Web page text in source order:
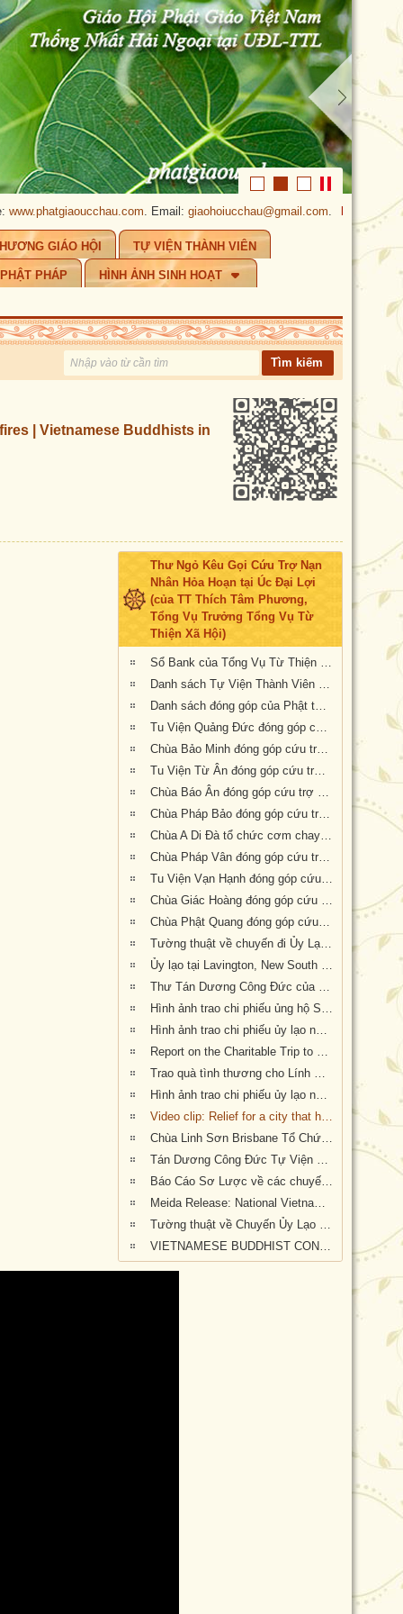
. Email:giaohoiucchau@gmail.com . PHẬT GIÁO ÚC
GIÁO HỘI TỰ VIỆN THÀNH VIÊN
PHÁP HÌNH ẢNH SINH HOẠT
| Vietnamese Buddhists in
Thư Ngỏ Kêu Gọi Cứu Trợ Nạn
Nhân Hỏa Hoạn tại Úc Đại Lợi
(của TT Thích Tâm Phương,
Tổng Vụ Trưởng Tổng Vụ Từ
Thiện Xã Hội)
Sổ Bank của Tổng Vụ Từ Thiện Xã Hội của Giáo Hội Phật Giáo Việt Nam Thống Nhất Hải Ngoại tại Úc Đại Lợi- Tân Tây Lan
Danh sách Tự Viện Thành Viên Giáo Hội đóng góp cứu trợ nạn nhân hỏa hoạn tại Úc
Danh sách đóng góp của Phật tử Bắc Úc
Tu Viện Quảng Đức đóng góp cứu trợ nạn nhân hỏa hoạn tại Úc Châu
Chùa Bảo Minh đóng góp cứu trợ nạn nhân hỏa hoạn tại Úc
Tu Viện Từ Ân đóng góp cứu trợ nạn nhân hỏa hoạn tại Úc
Chùa Báo Ân đóng góp cứu trợ nạn nhân hỏa hoạn tại Úc
Chùa Pháp Bảo đóng góp cứu trợ nạn nhân hỏa hoạn tại Úc
Chùa A Di Đà tổ chức cơm chay gây quỹ cứu trợ cháy rừng tại Úc châu (19.01.2020) 19/1/2020
Chùa Pháp Vân đóng góp cứu trợ nạn nhân cháy rừng tại Úc Châu
Tu Viện Vạn Hạnh đóng góp cứu trợ nạn nhân cháy rừng tại Úc Châu
Chùa Giác Hoàng đóng góp cứu trợ nạn nhân hỏa hoạn tại Úc Châu
Chùa Phật Quang đóng góp cứu trợ nạn nhân hỏa hoạn tại Úc Châu
Tường thuật về chuyến đi Ủy Lạo Nạn Nhân Hỏa Hoạn tại East Gippsland, VIC và Lavington, NSW
Ủy lạo tại Lavington, New South Wales
Thư Tán Dương Công Đức của Thượng Nghị Sĩ Tiểu Bang Victoria Tiến Sĩ Kiều Tiến Dũng gởi đến Chư Tôn Đức & Tự Viện thành viên Giáo Hội trong công cuộc đóng góp ủy lạo nạn nhân hỏa hoạn tại Úc Châu (Appreciation letters from Dr Kieu Tien Dung, State Member for South-Eastern Metropolitan Region, Victoria, Australia)
Hình ảnh trao chi phiếu ủng hộ Sở Cứu Hỏa tại tiểu bang Queensland, Úc Châu
Hình ảnh trao chi phiếu ủy lạo nạn nhân hỏa hoạn tại tiểu bang New South Wales (đợt 2)
Report on the Charitable Trip to offer Gifts of Loving Kindness to Bushfire Survivors in Victoria, New South Wales and Queensland
Trao quà tình thương cho Lính Cứu Hỏa và các gia đình nạn nhân hỏa hoạn tại Wandandian, New South Wales ngày 12/2/2020
Hình ảnh trao chi phiếu ủy lạo nạn nhân hỏa hoạn tại Queensland đợt 2
Video clip: Relief for a city that has been 73% burnt by the NSW bushfires | Vietnamese Buddhists in Australia
Chùa Linh Sơn Brisbane Tổ Chức Tiệc Chay Gây Quỹ Ủng Hộ Nạn Nhân Hỏa Hoạn Úc Châu (tối Thứ Bảy 15/2/2020)
Tán Dương Công Đức Tự Viện Thành Viên Giáo Hội đã đóng góp tịnh tài giúp đỡ nạn nhân hỏa hoạn tại Úc Châu
Báo Cáo Sơ Lược về các chuyến Ủy lạo Nạn Nhân Hỏa Hoạn tại Úc Châu đầu năm 2020
Meida Release: National Vietnamese Buddhist Congregation Visit KI to give $55,500 to Local Auto Repair Project
Tường thuật về Chuyến Ủy Lạo nạn nhân cháy rừng tại Kangaroo Island, Nam Úc (ngày 24/2/2020)
VIETNAMESE BUDDHIST CONGREGATION KANGAROO ISLAND VISIT